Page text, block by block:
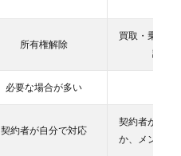
所有権解除
買取・乗換・
譲渡
必要な場合が多い
契約者が自分で対応
契約者が自分
か、メンテン